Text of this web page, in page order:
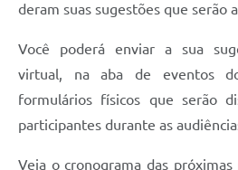
deram suas sugestões que serão
Você poderá enviar a sua
virtual, na aba de eventos
formulários físicos que serão
participantes durante as
Veja o cronograma das